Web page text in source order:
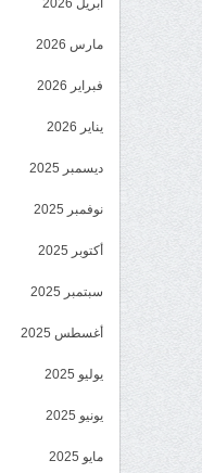
أبريل 2026
مارس 2026
فبراير 2026
يناير 2026
ديسمبر 2025
نوفمبر 2025
أكتوبر 2025
سبتمبر 2025
أغسطس 2025
يوليو 2025
يونيو 2025
مايو 2025